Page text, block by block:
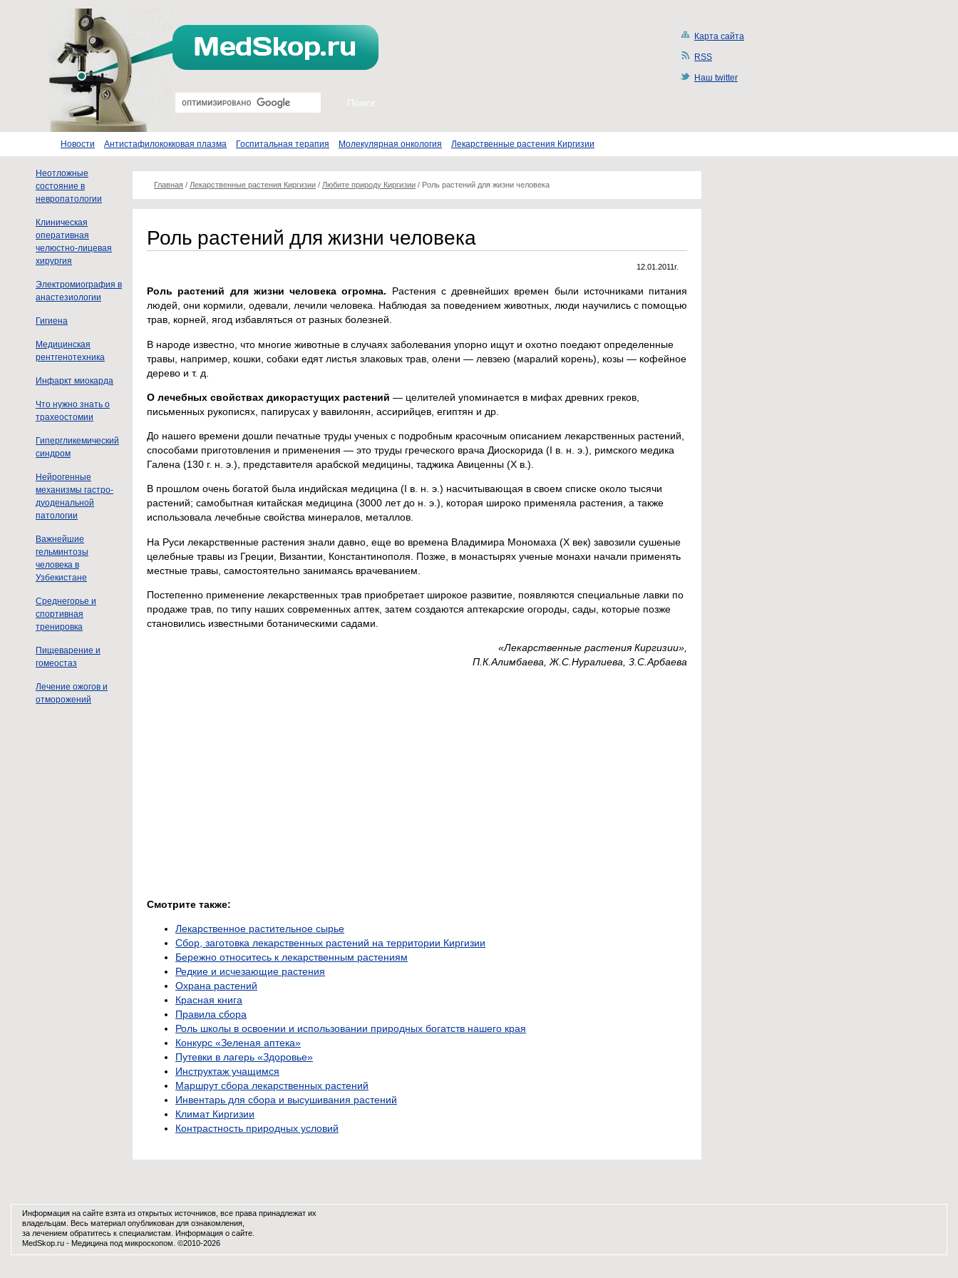
Карта сайта
RSS
Наш twitter
Новости Антистафилококковая плазма Госпитальная терапия Молекулярная онкология Лекарственные растения Киргизии
Неотложные
состояние в
невропатологии
Клиническая
оперативная
челюстно-лицевая
хирургия
Электромиография в
анастезиологии
Гигиена
Медицинская
рентгенотехника
Инфаркт миокарда
Что нужно знать о
трахеостомии
Гипергликемический
синдром
Нейрогенные
механизмы гастро-
дуоденальной
патологии
Важнейшие
гельминтозы
человека в
Узбекистане
Среднегорье и
спортивная
тренировка
Пищеварение и
гомеостаз
Лечение ожогов и
отморожений
Главная / Лекарственные растения Киргизии / Любите природу Киргизии / Роль растений для жизни человека
Роль растений для жизни человека
12.01.2011г.
Роль растений для жизни человека огромна. Растения с древнейших времен были источниками питания
людей, они кормили, одевали, лечили человека. Наблюдая за поведением животных, люди научились с помощью
трав, корней, ягод избавляться от разных болезней.
В народе известно, что многие животные в случаях заболевания упорно ищут и охотно поедают определенные
травы, например, кошки, собаки едят листья злаковых трав, олени — левзею (маралий корень), козы — кофейное
дерево и т. д.
О лечебных свойствах дикорастущих растений — целителей упоминается в мифах древних греков,
письменных рукописях, папирусах у вавилонян, ассирийцев, египтян и др.
До нашего времени дошли печатные труды ученых с подробным красочным описанием лекарственных растений,
способами приготовления и применения — это труды греческого врача Диоскорида (I в. н. э.), римского медика
Галена (130 г. н. э.), представителя арабской медицины, таджика Авиценны (X в.).
В прошлом очень богатой была индийская медицина (I в. н. э.) насчитывающая в своем списке около тысячи
растений; самобытная китайская медицина (3000 лет до н. э.), которая широко применяла растения, а также
использовала лечебные свойства минералов, металлов.
На Руси лекарственные растения знали давно, еще во времена Владимира Мономаха (X век) завозили сушеные
целебные травы из Греции, Византии, Константинополя. Позже, в монастырях ученые монахи начали применять
местные травы, самостоятельно занимаясь врачеванием.
Постепенно применение лекарственных трав приобретает широкое развитие, появляются специальные лавки по
продаже трав, по типу наших современных аптек, затем создаются аптекарские огороды, сады, которые позже
становились известными ботаническими садами.
«Лекарственные растения Киргизии»,
П.К.Алимбаева, Ж.С.Нуралиева, 3.С.Арбаева
Смотрите также:
Лекарственное растительное сырье
Сбор, заготовка лекарственных растений на территории Киргизии
Бережно относитесь к лекарственным растениям
Редкие и исчезающие растения
Охрана растений
Красная книга
Правила сбора
Роль школы в освоении и использовании природных богатств нашего края
Конкурс «Зеленая аптека»
Путевки в лагерь «Здоровье»
Инструктаж учащимся
Маршрут сбора лекарственных растений
Инвентарь для сбора и высушивания растений
Климат Киргизии
Контрастность природных условий
Информация на сайте взята из открытых источников, все права принадлежат их
владельцам. Весь материал опубликован для ознакомления,
за лечением обратитесь к специалистам. Информация о сайте
MedSkop.ru - Медицина под микроскопом. ©2010-2026